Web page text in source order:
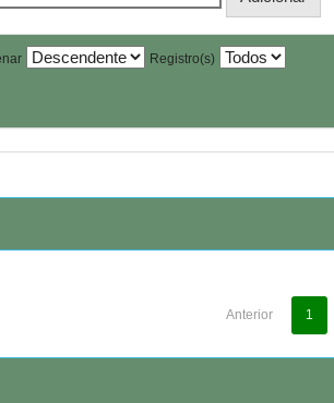
Registro(s)
Anterior 1